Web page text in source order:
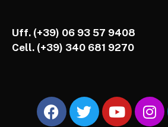
Uff. (+39) 06 93 57 9408
Cell. (+39) 340 681 9270